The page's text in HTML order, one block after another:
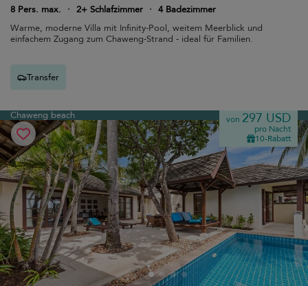
8 Pers. max.
· 2+ Schlafzimmer · 4 Badezimmer
Warme, moderne Villa mit Infinity-Pool, weitem Meerblick und
einfachem Zugang zum Chaweng-Strand - ideal für Familien.
Transfer
Chaweng beach von 297 USD
pro Nacht
10-Rabatt